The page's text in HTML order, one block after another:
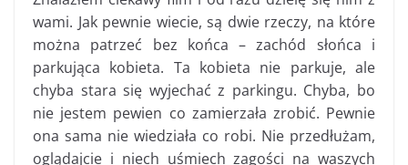
wami. Jak pewnie wiecie, są dwie rzeczy, na które
można patrzeć bez końca – zachód słońca i
parkująca kobieta. Ta kobieta nie parkuje, ale
chyba stara się wyjechać z parkingu. Chyba, bo
nie jestem pewien co zamierzała zrobić. Pewnie
ona sama nie wiedziała co robi. Nie przedłużam,
oglądajcie i niech uśmiech zagości na waszych